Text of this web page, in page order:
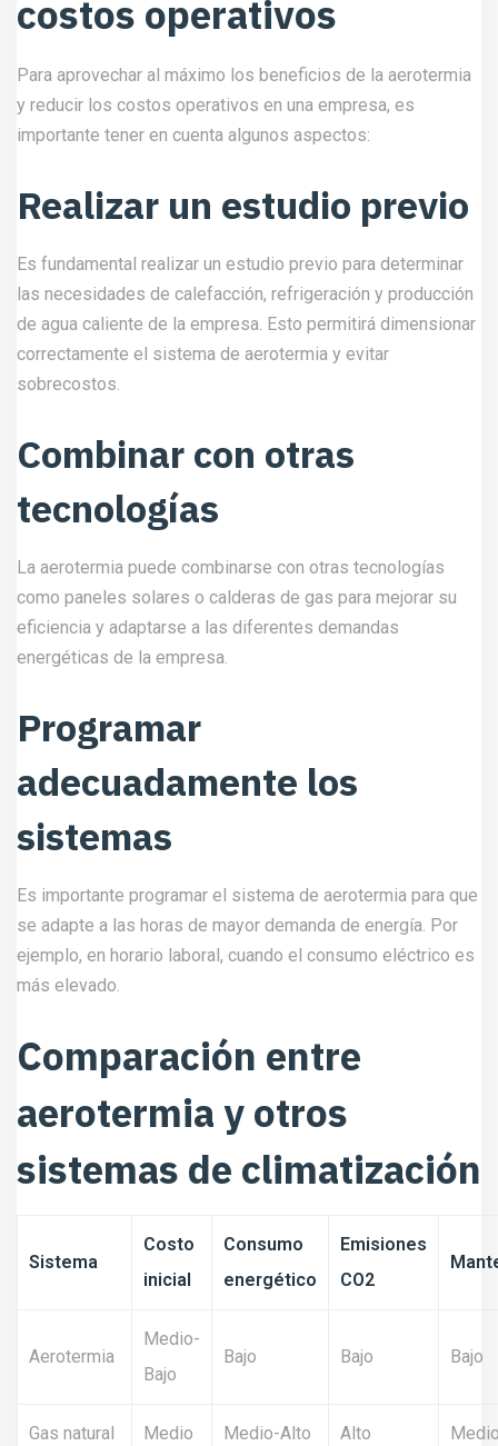
costos operativos
Para aprovechar al máximo los beneficios de la aerotermia
y reducir los costos operativos en una empresa, es
importante tener en cuenta algunos aspectos:
Realizar un estudio previo
Es fundamental realizar un estudio previo para determinar
las necesidades de calefacción, refrigeración y producción
de agua caliente de la empresa. Esto permitirá dimensionar
correctamente el sistema de aerotermia y evitar
sobrecostos.
Combinar con otras
tecnologías
La aerotermia puede combinarse con otras tecnologías
como paneles solares o calderas de gas para mejorar su
eficiencia y adaptarse a las diferentes demandas
energéticas de la empresa.
Programar
adecuadamente los
sistemas
Es importante programar el sistema de aerotermia para que
se adapte a las horas de mayor demanda de energía. Por
ejemplo, en horario laboral, cuando el consumo eléctrico es
más elevado.
Comparación entre
aerotermia y otros
sistemas de climatización
Sistema
Costo
inicial
Consumo
energético
Emisiones
CO2
Aerotermia
Medio-
Bajo
Bajo Bajo Bajo
Gas natural Medio Medio-Alto Alto